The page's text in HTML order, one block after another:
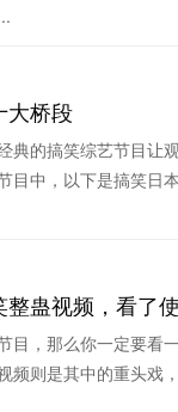
大桥段
典的搞笑综艺节目让
目中，以下是搞笑日
蛊视频，看了
目，那么你一定要看
频则是其中的重头戏